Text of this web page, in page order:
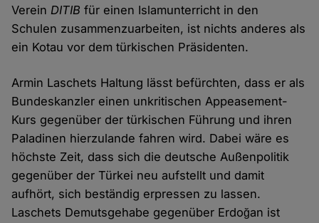
VereinDITIB für einen Islamunterricht in den
Schulen zusammenzuarbeiten, ist nichts anderes als
ein Kotau vor dem türkischen Präsidenten.
Armin Laschets Haltung lässt befürchten, dass er als
Bundeskanzler einen unkritischen Appeasement-
Kurs gegenüber der türkischen Führung und ihren
Paladinen hierzulande fahren wird. Dabei wäre es
höchste Zeit, dass sich die deutsche Außenpolitik
gegenüber der Türkei neu aufstellt und damit
aufhört, sich beständig erpressen zu lassen.
Laschets Demutsgehabe gegenüber Erdoğan ist